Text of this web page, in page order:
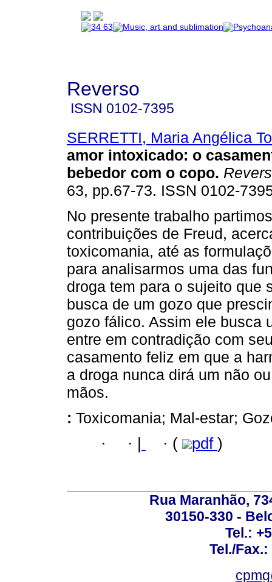
Reverso
ISSN 0102-7395
SERRETTI, Maria Angélica
amor intoxicado: o
bebedor com o copo.
63, pp.67-73. ISSN 0102-
No presente trabalho
contribuições de Freud,
toxicomania, até as
para analisarmos uma das
droga tem para o sujeito que
busca de um gozo que
gozo fálico. Assim ele busca
entre em contradição com
casamento feliz em que a
a droga nunca dirá um não
mãos.
: Toxicomania; Mal-estar;
· · · ( pdf )
Rua Maranhão,
30150-330 -
Tel.:
Tel./Fax.: